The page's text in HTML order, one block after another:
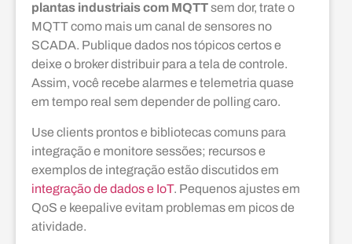
plantas industriais com MQTTsem dor, trate o
MQTT como mais um canal de sensores no
SCADA. Publique dados nos tópicos certos e
deixe o broker distribuir para a tela de controle.
Assim, você recebe alarmes e telemetria quase
em tempo real sem depender de polling caro.
Use clients prontos e bibliotecas comuns para
integração e monitore sessões; recursos e
exemplos de integração estão discutidos em
integração de dados e IoT. Pequenos ajustes em
QoS e keepalive evitam problemas em picos de
atividade.